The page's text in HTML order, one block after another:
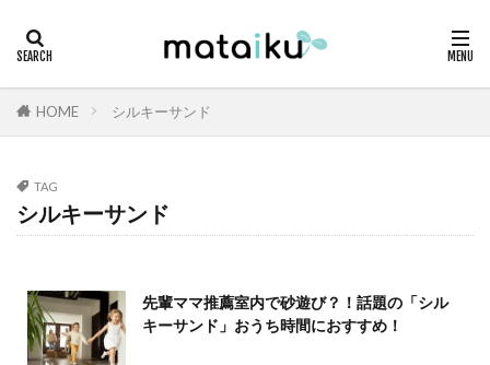
HOME シルキーサンド
TAG
シルキーサンド
先輩ママ推薦室内で砂遊び？！話題の「シル
キーサンド」おうち時間におすすめ！